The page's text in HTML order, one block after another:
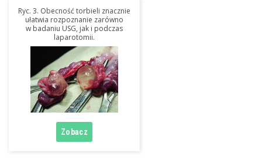
Ryc. 3. Obecność torbieli znacznie
ułatwia rozpoznanie zarówno
w badaniu USG, jak i podczas
laparotomii.